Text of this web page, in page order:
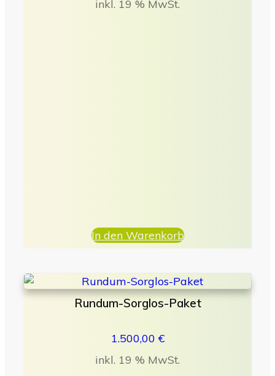
inkl. 19 % MwSt.
In den Warenkorb
Rundum-Sorglos-Paket
1.500,00 €
inkl. 19 % MwSt.